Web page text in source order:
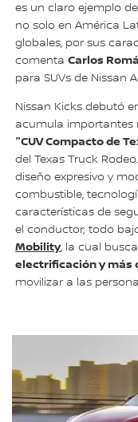
es un claro ejemplo
no solo en América
globales, por sus
comentaCarlos
para SUVs de Nissan
Nissan Kicks debutó
acumula importantes
"CUV Compacto de
del Texas Truck
diseño expresivo y
combustible,
características de
el conductor; todo
Mobility, la cual
electrificación y más
movilizar a las